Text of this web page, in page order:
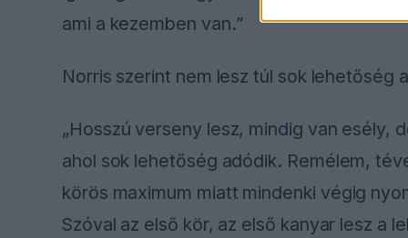
ami a kezemben van.”
Norris szerint nem lesz túl sok lehetőség
„Hosszú verseny lesz, mindig van esély,
ahol sok lehetőség adódik. Remélem,
körös maximum miatt mindenki végig
Szóval az első kör, az első kanyar lesz a